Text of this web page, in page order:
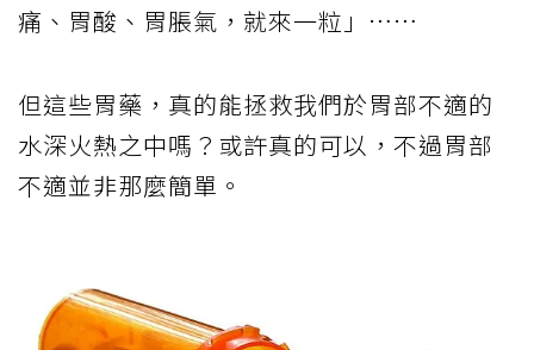
痛、胃酸、胃脹氣，就來一粒」……
但這些胃藥，真的能拯救我們於胃部不適的
水深火熱之中嗎？或許真的可以，不過胃部
不適並非那麼簡單。